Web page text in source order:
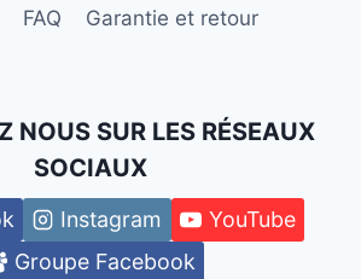
FAQ Garantie et retour
NOUS SUR LES RÉSEAUX
SOCIAUX
Instagram
YouTube
Groupe Facebook